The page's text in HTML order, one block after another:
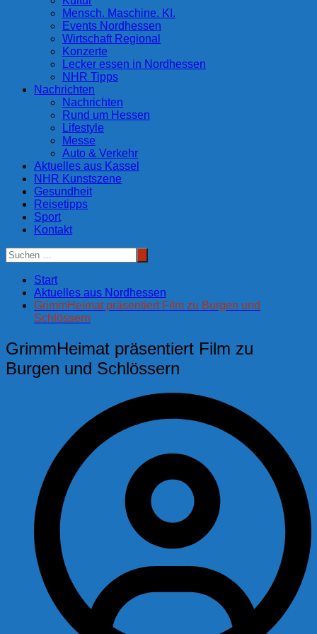
Mensch. Maschine. KI.
Events Nordhessen
Wirtschaft Regional
Konzerte
Lecker essen in Nordhessen
NHR Tipps
Nachrichten
Nachrichten
Rund um Hessen
Lifestyle
Messe
Auto & Verkehr
Aktuelles aus Kassel
NHR Kunstszene
Gesundheit
Reisetipps
Sport
Kontakt
Start
Aktuelles aus Nordhessen
GrimmHeimat präsentiert Film zu Burgen und
Schlössern
GrimmHeimat präsentiert Film zu
Burgen und Schlössern